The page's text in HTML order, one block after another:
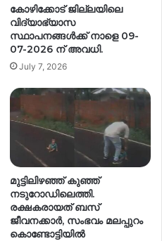
കോഴിക്കോട് ജില്ലയിലെ
വിദ്യാഭ്യാസ
സ്ഥാപനങ്ങൾക്ക് നാളെ 09-
07-2026 ന് അവധി.
July 7, 2026
മുട്ടിലിഴഞ്ഞ് കുഞ്ഞ്
നടുറോഡിലെത്തി.
രക്ഷകരായത് ബസ്
ജീവനക്കാർ, സംഭവം മലപ്പുറം
കൊണ്ടോട്ടിയിൽ